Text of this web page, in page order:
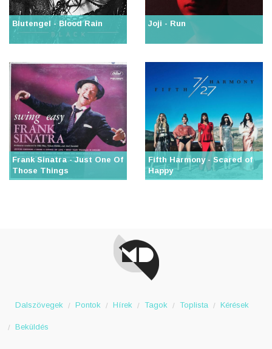
Blutengel - Blood Rain Joji - Run
Frank Sinatra - Just One Of
Those Things
Fifth Harmony - Scared of
Happy
Dalszövegek Pontok Hírek Tagok Toplista Kérések
Beküldés